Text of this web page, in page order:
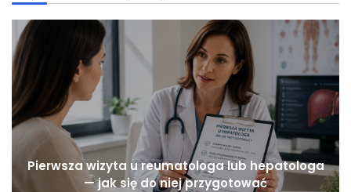
Pierwsza wizyta u reumatologa lub hepatologa
— jak się do niej przygotować